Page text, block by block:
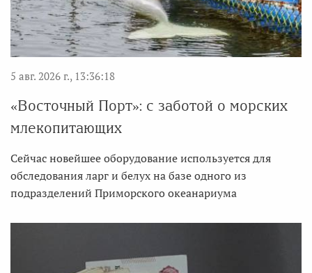
5 авг. 2026 г., 13:36:18
«Восточный Порт»: с заботой о морских
млекопитающих
Сейчас новейшее оборудование используется для
обследования ларг и белух на базе одного из
подразделений Приморского океанариума